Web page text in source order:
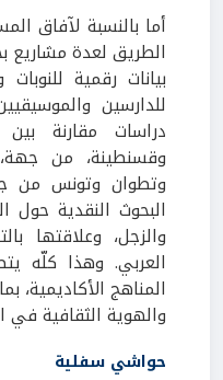
أما بالنسبة لآفاق
الطريق لعدة مشاريع
بيانات رقمية
للدارسين
دراسات مقارنة بين
وقسنطينة، من
وتطوان وتونس من
البحوث النقدية حول
والزجل، وعلاقتها
العربي. وهذا كلّه
المناهج الأكاديمية،
والهوية الثقافية في
حواشي سفلية